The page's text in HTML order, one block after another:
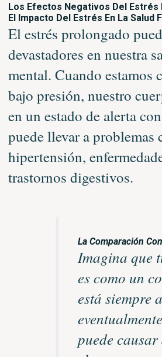
Los Efectos Negativos Del Estrés
El Impacto Del Estrés En La Salud
El estrés prolongado
devastadores en nuestra
mental. Cuando estamos
bajo presión, nuestro
en un estado de alerta
puede llevar a problemas
hipertensión,
trastornos digestivos.
La Comparación
Imagina que
es como un
está siempre
puede